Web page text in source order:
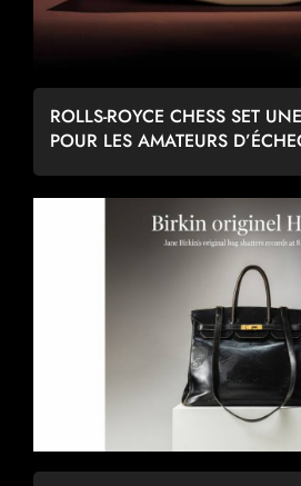
ROLLS-ROYCE CHESS SET
POUR LES AMATEURS